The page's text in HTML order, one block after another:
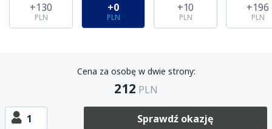
+130
PLN
+0
PLN
+10
PLN
+196
PLN
Cena za osobę w dwie strony:
212 PLN
1 Sprawdź okazję